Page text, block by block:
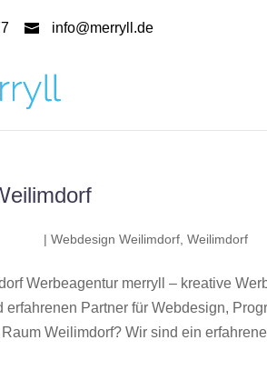
info@merryll.de
|Webdesign Weilimdorf ,Weilimdorf
Werbeagentur merryll – kreative
erfahrenen Partner für Webdesign,
Weilimdorf? Wir sind ein